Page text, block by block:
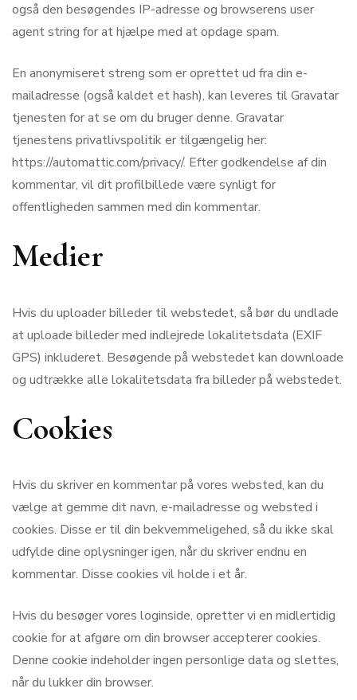
også den besøgendes IP-adresse og browserens user
agent string for at hjælpe med at opdage spam.
En anonymiseret streng som er oprettet ud fra din e-
mailadresse (også kaldet et hash), kan leveres til Gravatar
tjenesten for at se om du bruger denne. Gravatar
tjenestens privatlivspolitik er tilgængelig her:
https://automattic.com/privacy/. Efter godkendelse af din
kommentar, vil dit profilbillede være synligt for
offentligheden sammen med din kommentar.
Medier
Hvis du uploader billeder til webstedet, så bør du undlade
at uploade billeder med indlejrede lokalitetsdata (EXIF
GPS) inkluderet. Besøgende på webstedet kan downloade
og udtrække alle lokalitetsdata fra billeder på webstedet.
Cookies
Hvis du skriver en kommentar på vores websted, kan du
vælge at gemme dit navn, e-mailadresse og websted i
cookies. Disse er til din bekvemmeligehed, så du ikke skal
udfylde dine oplysninger igen, når du skriver endnu en
kommentar. Disse cookies vil holde i et år.
Hvis du besøger vores loginside, opretter vi en midlertidig
cookie for at afgøre om din browser accepterer cookies.
Denne cookie indeholder ingen personlige data og slettes,
når du lukker din browser.